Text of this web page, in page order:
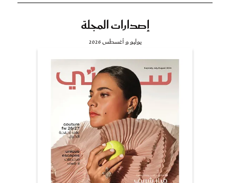
إصدارات المجلة
يوليو و أغسطس 2026